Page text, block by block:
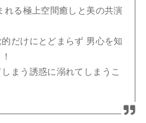
れる極上空間癒しと美の共演
だけにとどまらず 男心を知
まう誘惑に溺れてしまうこ